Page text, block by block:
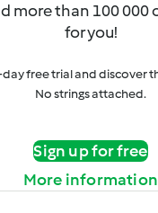
more than 100 000
for you!
day free trial and discover
No strings attached.
Sign up for free
More information